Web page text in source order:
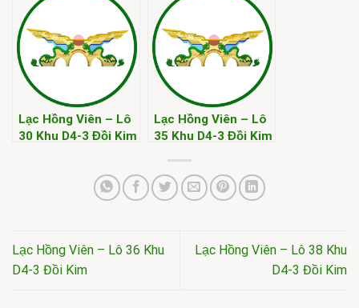
Lạc Hồng Viên – Lô
30 Khu D4-3 Đồi Kim
Lạc Hồng Viên – Lô
35 Khu D4-3 Đồi Kim
Lạc Hồng Viên – Lô 36 Khu
D4-3 Đồi Kim
Lạc Hồng Viên – Lô 38 Khu
D4-3 Đồi Kim